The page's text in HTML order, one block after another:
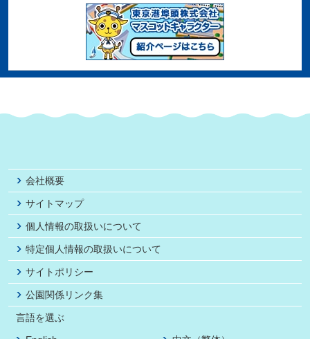
会社概要
サイトマップ
個人情報の取扱いについて
特定個人情報の取扱いについて
サイトポリシー
公園関係リンク集
言語を選ぶ